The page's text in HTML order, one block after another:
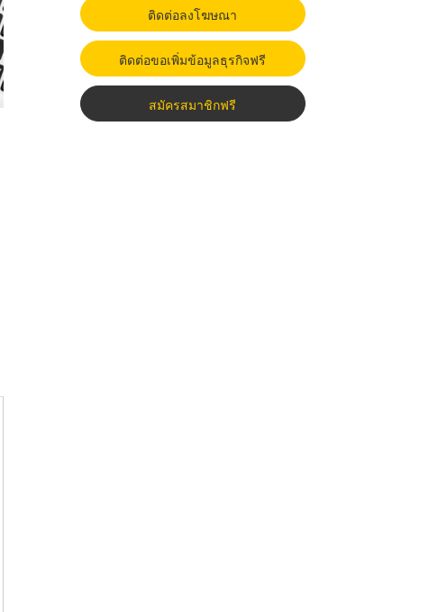
ติดต่อลงโฆษณา
ติดต่อขอเพิ่มข้อมูลธุรกิจฟรี
สมัครสมาชิกฟรี